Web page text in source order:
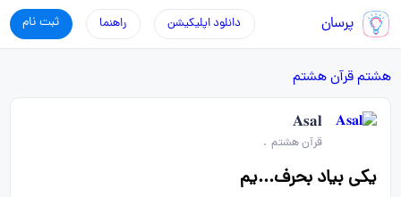
پرسان ثبت نام راهنما دانلود اپلیکیشن
هشتمقرآن هشتم
𝐀𝐬𝐚𝐥
قرآن هشتم .
یکی بیاد بحرف...یم